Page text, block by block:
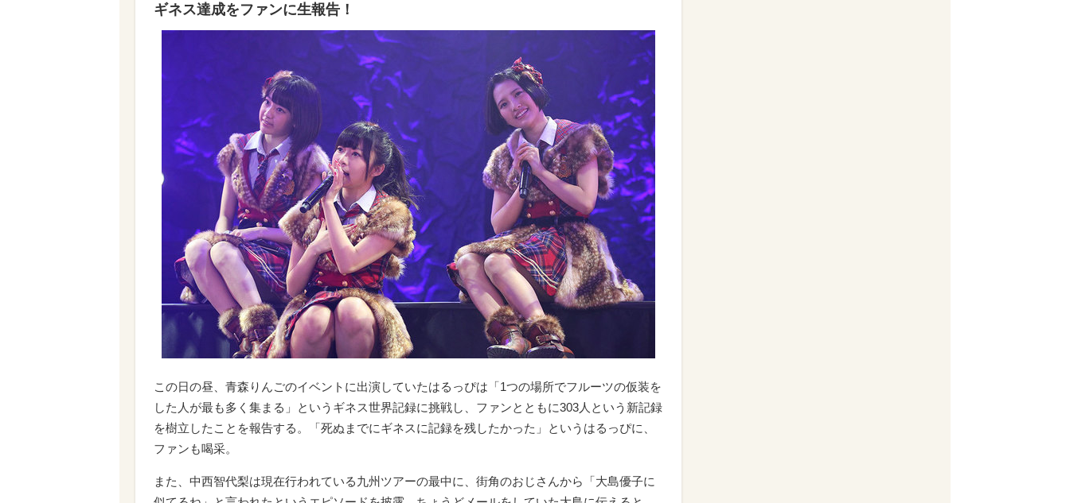
ギネス達成をファンに生報告！
この日の昼、青森りんごのイベントに出演していたはるっぴは「1つの場所でフルーツの仮装を
した人が最も多く集まる」というギネス世界記録に挑戦し、ファンとともに303人という新記録
を樹立したことを報告する。「死ぬまでにギネスに記録を残したかった」というはるっぴに、
ファンも喝采。
また、中西智代梨は現在行われている九州ツアーの最中に、街角のおじさんから「大島優子に